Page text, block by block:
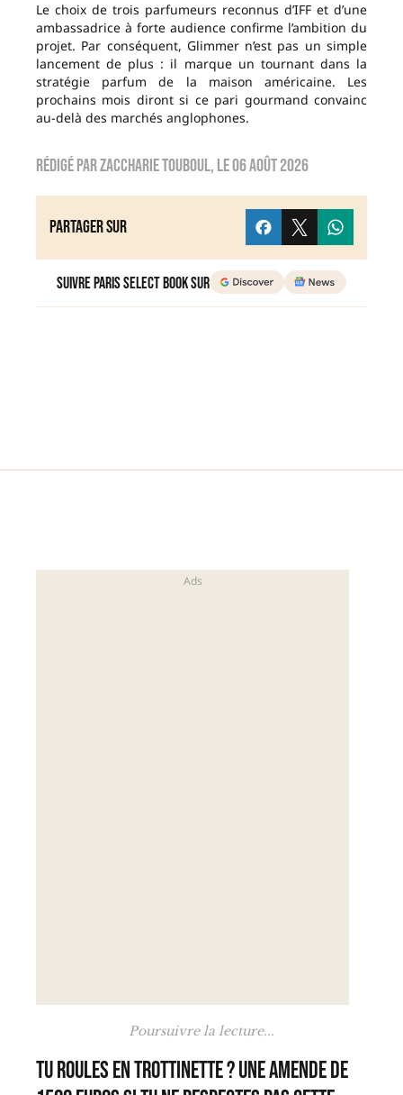
Le choix de trois parfumeurs reconnus d’IFF et d’une
ambassadrice à forte audience confirme l’ambition du
projet. Par conséquent, Glimmer n’est pas un simple
lancement de plus : il marque un tournant dans la
stratégie parfum de la maison américaine. Les
prochains mois diront si ce pari gourmand convainc
au-delà des marchés anglophones.
Rédigé parzaccharie touboul, le06 août 2026
Partager sur
Suivre Paris Select Book sur
Poursuivre la lecture...
Tu roules en trottinette ? Une amende de